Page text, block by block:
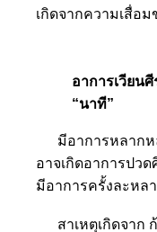
เกิดจากความเสื่อม
อาการเวียน
“นาที”
มีอาการหลาก
อาจเกิดอาการปว
มีอาการครั้งละหล
สาเหตุเกิดจาก